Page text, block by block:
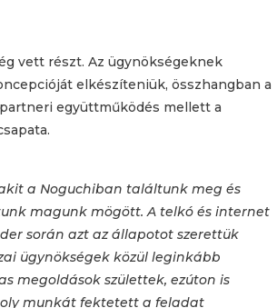
vett részt. Az ügynökségeknek
elkészíteniük, összhangban a
együttműködés mellett a
a Noguchiban találtunk meg és
magunk mögött. A telkó és internet
során azt az állapotot szerettük
ügynökségek közül leginkább
megoldások születtek, ezúton is
munkát fektetett a feladat